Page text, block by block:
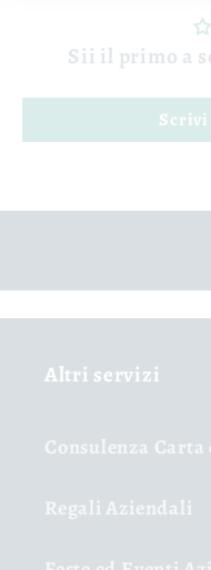
Sii il primo a
Scrivi
Altri servizi
Consulenza
Regali Aziendali